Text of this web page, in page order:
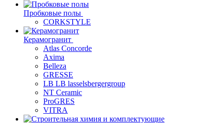
Пробковые полы
CORKSTYLE
Керамогранит
Atlas Concorde
Axima
Belleza
GRESSE
LB LB lasselsbergergroup
NT Ceramic
ProGRES
VITRA